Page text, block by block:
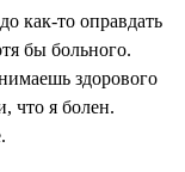
как-то оправдать
бы больного.
здорового
что я болен.